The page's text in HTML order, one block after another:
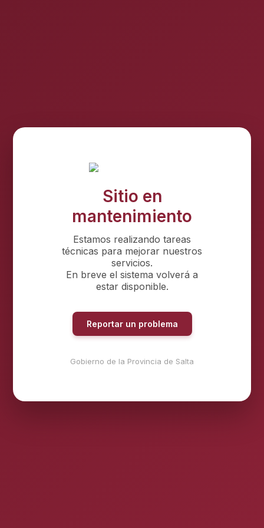
Sitio en
mantenimiento
Estamos realizando tareas
técnicas para mejorar nuestros
servicios.
En breve el sistema volverá a
estar disponible.
Reportar un problema
Gobierno de la Provincia de Salta